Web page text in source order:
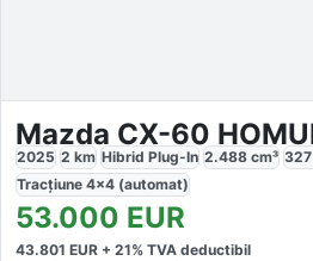
Mazda CX-60
2025 2 km Hibrid Plug-In 2.488 cm³ 327
Tracțiune 4x4 (automat)
53.000 EUR
43.801 EUR + 21% TVA deductibil